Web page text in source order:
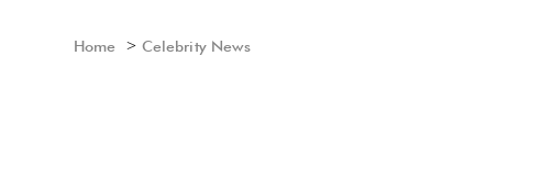
Home Celebrity News